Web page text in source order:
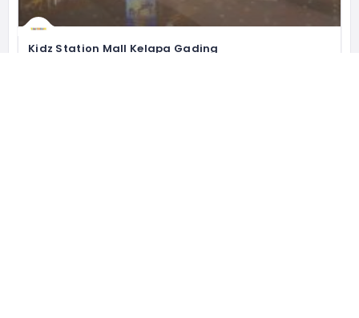
Kidz Station Mall Kelapa Gading